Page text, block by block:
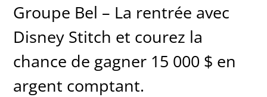
Groupe Bel – La rentrée avec
Disney Stitch et courez la
chance de gagner 15 000 $ en
argent comptant.